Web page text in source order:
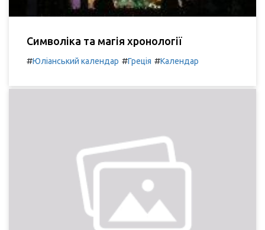
Символіка та магія хронології
#Юліанський календар #Греція #Календар